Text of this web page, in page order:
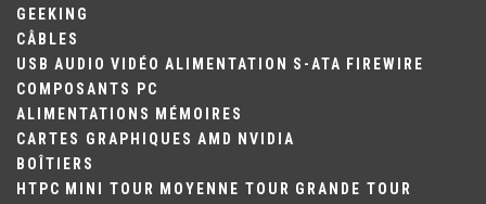
GEEKING
CÂBLES
USB AUDIO VIDÉO ALIMENTATION S-ATA FIREWIRE
COMPOSANTS PC
ALIMENTATIONS
MÉMOIRES
CARTES GRAPHIQUES AMD
NVIDIA
BOÎTIERS
HTPC MINI TOUR MOYENNE TOUR GRANDE TOUR